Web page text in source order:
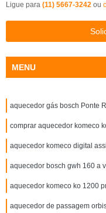
Ligue para (11) 5667-3242 ou
MENU
aquecedor gás bosch Ponte
comprar aquecedor komeco
aquecedor komeco digital
aquecedor bosch gwh 160 a
aquecedor komeco ko 1200
aquecedor de passagem